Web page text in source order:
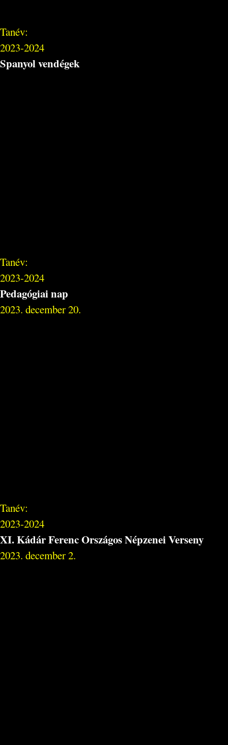
Tanév:
2023-2024
Spanyol vendégek
Tanév:
2023-2024
Pedagógiai nap
2023. december 20.
Tanév:
2023-2024
XI. Kádár Ferenc Országos Népzenei Verseny
2023. december 2.